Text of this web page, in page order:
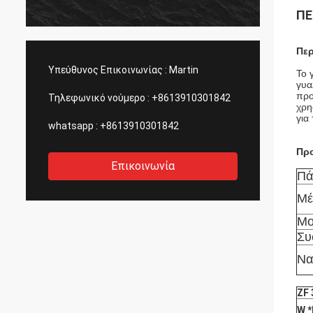
Υπεύθυνος Επικοινωνίας : Martin
Τηλεφωνικό νούμερο : +8613910301842
whatsapp : +8613910301842
Επικοινωνία
Το
ZF
W